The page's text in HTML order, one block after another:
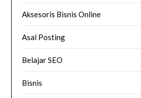
Aksesoris Bisnis Online
Asal Posting
Belajar SEO
Bisnis